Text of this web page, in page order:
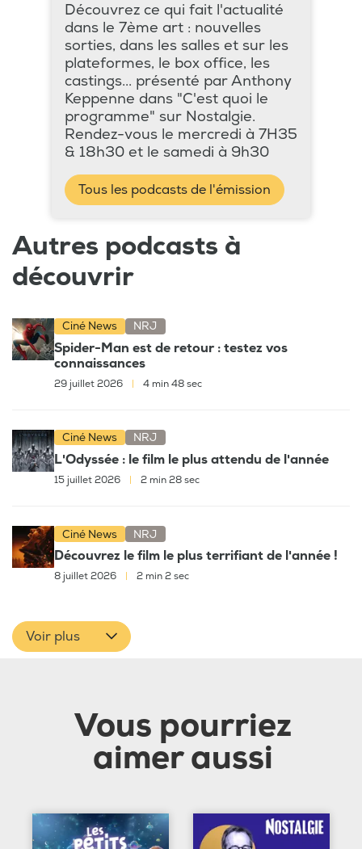
Découvrez ce qui fait l'actualité
dans le 7ème art : nouvelles
sorties, dans les salles et sur les
plateformes, le box office, les
castings... présenté par Anthony
Keppenne dans "C'est quoi le
programme" sur Nostalgie.
Rendez-vous le mercredi à 7H35
& 18h30 et le samedi à 9h30
Tous les podcasts de l'émission
Autres podcasts à
découvrir
Ciné News NRJ
Spider-Man est de retour : testez vos
connaissances
29 juillet 2026 4 min 48 sec
Ciné News NRJ
L'Odyssée : le film le plus attendu de l'année
15 juillet 2026 2 min 28 sec
Ciné News NRJ
Découvrez le film le plus terrifiant de l'année !
8 juillet 2026 | 2 min 2 sec
Voir plus
Vous pourriez
aimer aussi